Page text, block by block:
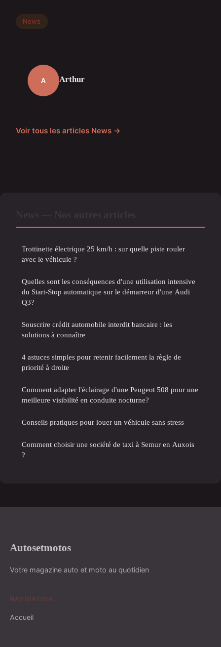
News
A Arthur
Voir tous les articles News →
Trottinette électrique 25 km/h : sur quelle piste rouler
avec le véhicule ?
Quelles sont les conséquences d'une utilisation intensive
du Start-Stop automatique sur le démarreur d'une Audi
Q3?
Souscrire crédit automobile interdit bancaire : les
solutions à connaître
4 astuces simples pour retenir facilement la règle de
priorité à droite
Comment adapter l'éclairage d'une Peugeot 508 pour une
meilleure visibilité en conduite nocturne?
Conseils pratiques pour louer un véhicule sans stress
Comment choisir une société de taxi à Semur en Auxois
?
Autosetmotos
Votre magazine auto et moto au quotidien
NAVIGATION
Accueil